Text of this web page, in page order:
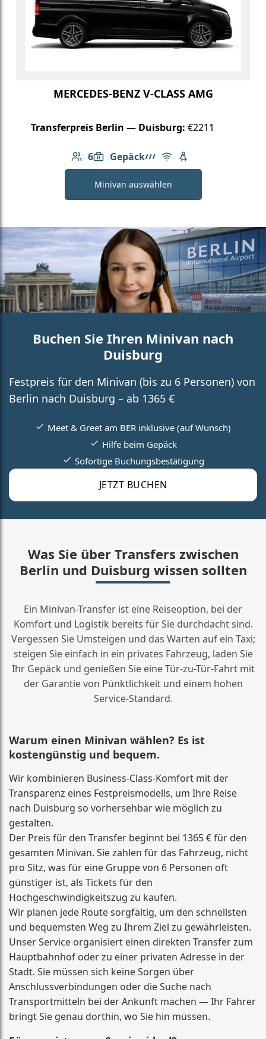
MERCEDES-BENZ V-CLASS AMG
Transferpreis Berlin — Duisburg: €2211
6
Anzahl der Passagiere: 6
Gepäck
6: Gepäck AMG Linie
Kostenloses WLAN
Kindersitz
Minivan auswählen
Buchen Sie Ihren Minivan nach
Duisburg
Festpreis für den Minivan (bis zu 6 Personen) von
Berlin nach Duisburg – ab 1365 €
JETZT BUCHEN
Meet & Greet am BER inklusive (auf Wunsch)
Hilfe beim Gepäck
Sofortige Buchungsbestätigung
Was Sie über Transfers zwischen
Berlin und Duisburg wissen sollten
Ein Minivan-Transfer ist eine Reiseoption, bei der
Komfort und Logistik bereits für Sie durchdacht sind.
Vergessen Sie Umsteigen und das Warten auf ein Taxi;
steigen Sie einfach in ein privates Fahrzeug, laden Sie
Ihr Gepäck und genießen Sie eine Tür-zu-Tür-Fahrt mit
der Garantie von Pünktlichkeit und einem hohen
Service-Standard.
Warum einen Minivan wählen? Es ist
kostengünstig und bequem.
Wir kombinieren Business-Class-Komfort mit der
Transparenz eines Festpreismodells, um Ihre Reise
nach Duisburg so vorhersehbar wie möglich zu
gestalten.
Der Preis für den Transfer beginnt bei 1365 € für den
gesamten Minivan. Sie zahlen für das Fahrzeug, nicht
pro Sitz, was für eine Gruppe von 6 Personen oft
günstiger ist, als Tickets für den
Hochgeschwindigkeitszug zu kaufen.
Wir planen jede Route sorgfältig, um den schnellsten
und bequemsten Weg zu Ihrem Ziel zu gewährleisten.
Unser Service organisiert einen direkten Transfer zum
Hauptbahnhof oder zu einer privaten Adresse in der
Stadt. Sie müssen sich keine Sorgen über
Anschlussverbindungen oder die Suche nach
Transportmitteln bei der Ankunft machen — Ihr Fahrer
bringt Sie genau dorthin, wo Sie hin müssen.